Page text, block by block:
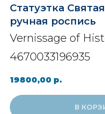
Статуэтка
ручная роспись
Vernissage of
4670033196935
19800,00 р.
В